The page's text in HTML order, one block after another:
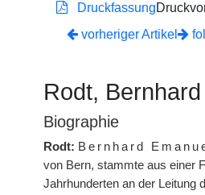
Druckfassung
vorheriger Artikel
Rodt,
Biographie
Rodt: Bernhard
von Bern, stammte aus einer
Jahrhunderten an der Leitung